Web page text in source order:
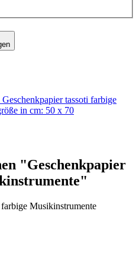
tassoti farbige
in cm: 50 x 70
"Geschenkpapier
Musikinstrumente